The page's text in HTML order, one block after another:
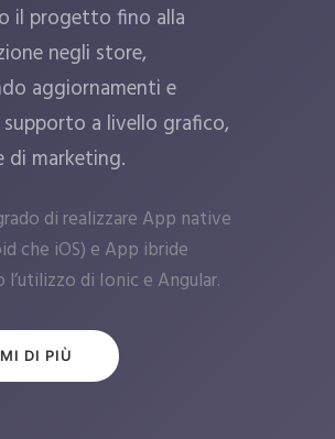
il progetto fino alla
negli store,
aggiornamenti e
a livello grafico,
di marketing.
di realizzare App native
che iOS) e App ibride
di Ionic e Angular.
DI PIÙ